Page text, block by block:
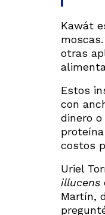
Kawát
otras
Estos
con
dinero
costos
Uriel
illucens
Martín,